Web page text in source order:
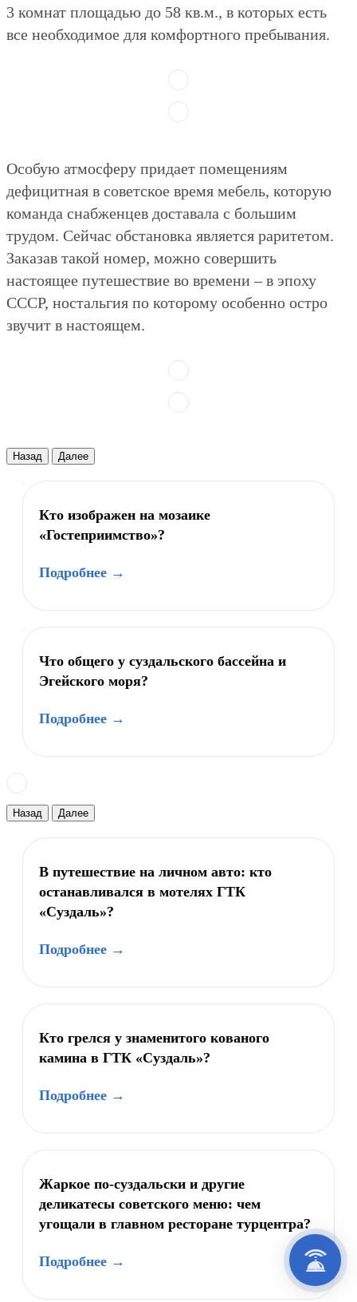
3 комнат площадью до 58 кв.м., в которых есть
все необходимое для комфортного пребывания.
Особую атмосферу придает помещениям
дефицитная в советское время мебель, которую
команда снабженцев доставала с большим
трудом. Сейчас обстановка является раритетом.
Заказав такой номер, можно совершить
настоящее путешествие во времени – в эпоху
СССР, ностальгия по которому особенно остро
звучит в настоящем.
Назад Далее
Кто изображен на мозаике
«Гостеприимство»?
Подробнее →
Что общего у суздальского бассейна и
Эгейского моря?
Подробнее →
Назад Далее
В путешествие на личном авто: кто
останавливался в мотелях ГТК
«Суздаль»?
Подробнее →
Кто грелся у знаменитого кованого
камина в ГТК «Суздаль»?
Подробнее →
Жаркое по-суздальски и другие
деликатесы советского меню: чем
угощали в главном ресторане турцентра?
Подробнее →